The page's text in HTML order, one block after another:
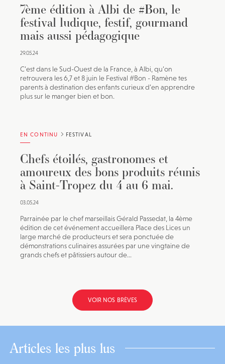
7ème édition à Albi de #Bon, le
festival ludique, festif, gourmand
mais aussi pédagogique
29.05.24
C’est dans le Sud-Ouest de la France, à Albi, qu’on
retrouvera les 6,7 et 8 juin le Festival #Bon - Ramène tes
parents à destination des enfants curieux d’en apprendre
plus sur le manger bien et bon.
EN CONTINU FESTIVAL
Chefs étoilés, gastronomes et
amoureux des bons produits réunis
à Saint-Tropez du 4 au 6 mai.
03.05.24
Parrainée par le chef marseillais Gérald Passedat, la 4ème
édition de cet événement accueillera Place des Lices un
large marché de producteurs et sera ponctuée de
démonstrations culinaires assurées par une vingtaine de
grands chefs et pâtissiers autour de...
VOIR NOS BRÈVES
Articles les plus lus